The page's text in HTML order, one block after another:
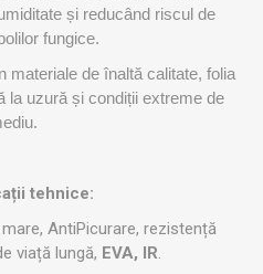
și reducând riscul de
fungice.
materiale de înaltă calitate, folia
la uzură și condiții extreme de
tehnice:
AntiPicurare, rezistență
viață lungă, EVA, IR